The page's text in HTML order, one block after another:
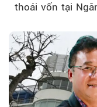
thoái vốn tại